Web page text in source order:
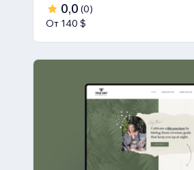
0,0 (0)
От 140 $